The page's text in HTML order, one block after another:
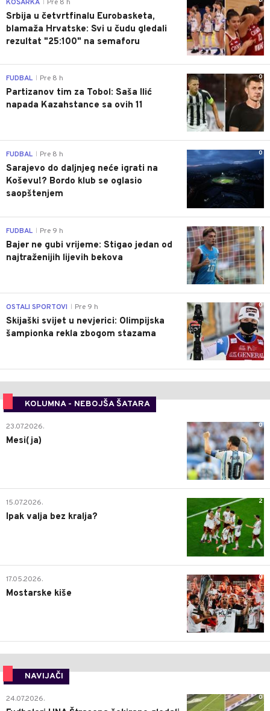
KOŠARKA Pre 8 h
Srbija u četvrtfinalu Eurobasketa,
blamaža Hrvatske: Svi u čudu gledali
rezultat "25:100" na semaforu
0
FUDBAL Pre 8 h
Partizanov tim za Tobol: Saša Ilić
napada Kazahstance sa ovih 11
0
FUDBAL Pre 8 h
Sarajevo do daljnjeg neće igrati na
Koševu!? Bordo klub se oglasio
saopštenjem
0
FUDBAL Pre 9 h
Bajer ne gubi vrijeme: Stigao jedan od
najtraženijih lijevih bekova
0
OSTALI SPORTOVI Pre 9 h
Skijaški svijet u nevjerici: Olimpijska
šampionka rekla zbogom stazama
KOLUMNA - NEBOJŠA ŠATARA
0
23.07.2026.
Mesi(ja)
2
15.07.2026.
Ipak valja bez kralja?
0
17.05.2026.
Mostarske kiše
NAVIJAČI
0
24.07.2026.